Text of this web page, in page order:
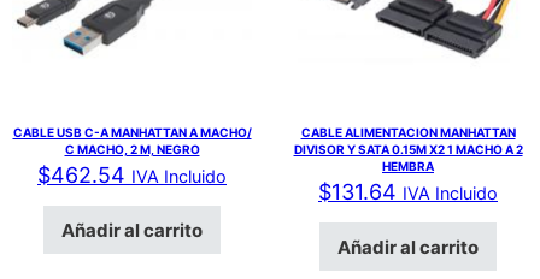
CABLE USB C-A MANHATTAN A MACHO/
C MACHO, 2 M, NEGRO
$462.54 IVA Incluido
Añadir al carrito
CABLE ALIMENTACION MANHATTAN
DIVISOR Y SATA 0.15M X2 1 MACHO A 2
HEMBRA
$131.64 IVA Incluido
Añadir al carrito